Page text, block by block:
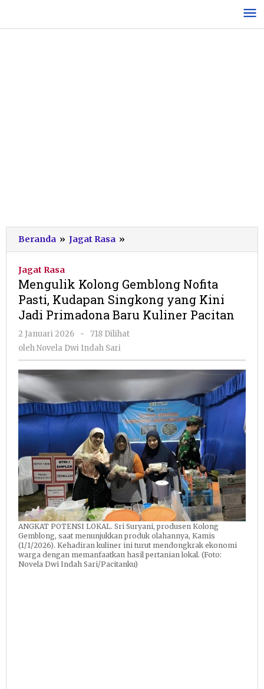
konten
Beranda » Jagat Rasa »
Kolong
Pasti,
Kudapan
Singkong
Kini
Primadona
Pacitan
Jagat Rasa
Mengulik Kolong Gemblong Nofita
Pasti, Kudapan Singkong yang Kini
Jadi Primadona Baru Kuliner Pacitan
2 Januari 2026
oleh
Novela
-
718 Dilihat
olehNovela Dwi Indah Sari
ANGKAT POTENSI LOKAL. Sri Suryani, produsen Kolong
Gemblong, saat menunjukkan produk olahannya, Kamis
(1/1/2026). Kehadiran kuliner ini turut mendongkrak ekonomi
warga dengan memanfaatkan hasil pertanian lokal. (Foto:
Novela Dwi Indah Sari/Pacitanku)